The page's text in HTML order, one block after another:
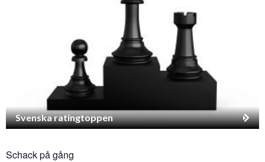
Svenska ratingtoppen
Schack på gång